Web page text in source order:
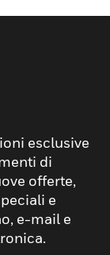
esclusive
di
offerte,
e
e-mail e